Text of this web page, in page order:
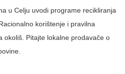
u Celju uvodi programe recikliranja
korištenje i pravilna
okoliš. Pitajte lokalne prodavače o